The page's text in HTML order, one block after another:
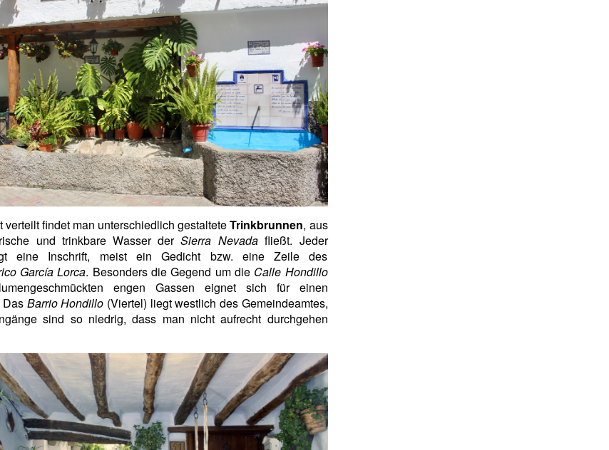
verteilt findet man unterschiedlich gestalteteTrinkbrunnen, aus
und trinkbare Wasser derSierra Nevadafließt. Jeder
eine Inschrift, meist ein Gedicht bzw. eine Zeile des
García Lorca. Besonders die Gegend um die Calle Hondillo
engen Gassen eignet sich für einen
Das Barrio Hondillo (Viertel) liegt westlich des Gemeindeamtes,
sind so niedrig, dass man nicht aufrecht durchgehen